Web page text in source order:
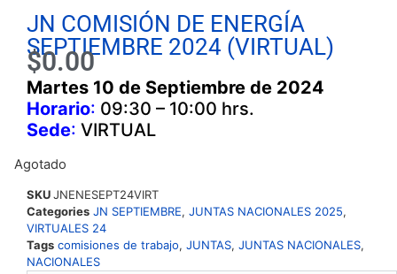
JN COMISIÓN DE ENERGÍA
SEPTIEMBRE 2024 (VIRTUAL)
$0.00
Martes 10 de Septiembre de 2024
Horario: 09:30 – 10:00 hrs.
Sede: VIRTUAL
Agotado
SKUJNENESEPT24VIRT
Categories JN SEPTIEMBRE, JUNTAS NACIONALES 2025,
VIRTUALES 24
Tags comisiones de trabajo, JUNTAS, JUNTAS NACIONALES,
NACIONALES